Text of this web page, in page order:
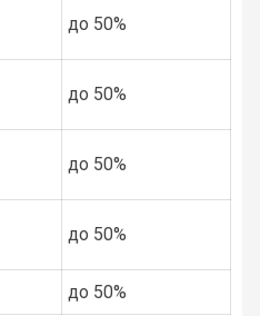
до 50%
до 50%
до 50%
до 50%
до 50%